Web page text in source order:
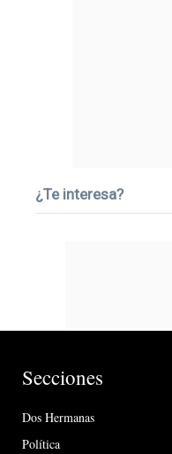
¿Te interesa?
Secciones
Dos Hermanas
Política